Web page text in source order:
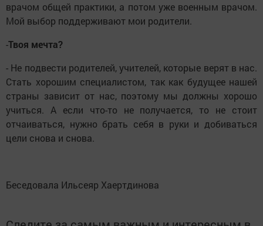
врачом общей практики, а потом уже военным врачом.
Мой выбор поддерживают мои родители.
-Твоя мечта?
- Не подвести родителей, учителей, которые верят в нас.
Стать хорошим специалистом, так как будущее нашей
страны зависит от нас, поэтому мы должны хорошо
учиться. А если что-то не получается, то не стоит
отчаиваться, нужно брать себя в руки и добиваться
цели снова и снова.
Беседовала Ильсеяр Хаертдинова